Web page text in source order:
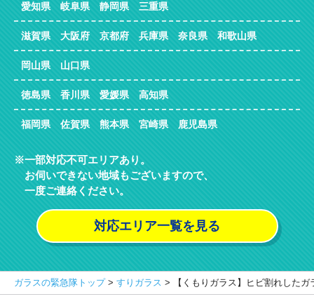
愛知県 岐阜県 静岡県 三重県
滋賀県 大阪府 京都府 兵庫県 奈良県 和歌山県
岡山県 山口県
徳島県 香川県 愛媛県 高知県
福岡県 佐賀県 熊本県 宮崎県 鹿児島県
一部対応不可エリアあり。
お伺いできない地域もございますので、
一度ご連絡ください。
対応エリア一覧を見る
ガラスの緊急隊トップ> すりガラス > 【くもりガラス】ヒビ割れしたガ